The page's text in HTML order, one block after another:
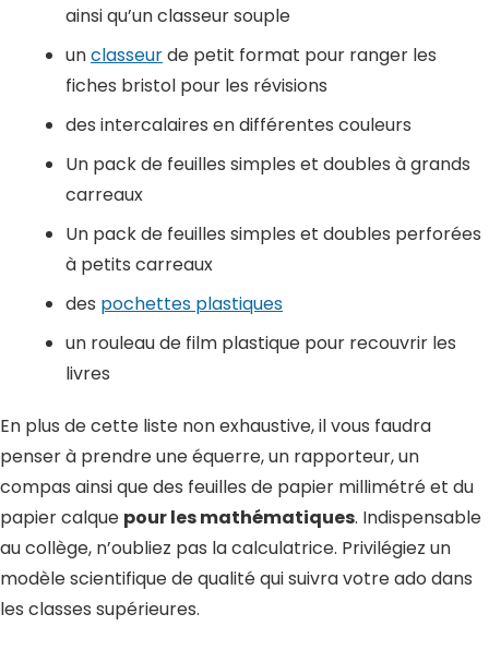
ainsi qu’un classeur souple
unclasseurde petit format pour ranger les
fiches bristol pour les révisions
des intercalaires en différentes couleurs
Un pack de feuilles simples et doubles à grands
carreaux
Un pack de feuilles simples et doubles perforées
à petits carreaux
des pochettes plastiques
un rouleau de film plastique pour recouvrir les
livres
En plus de cette liste non exhaustive, il vous faudra
penser à prendre une équerre, un rapporteur, un
compas ainsi que des feuilles de papier millimétré et du
papier calque pour les mathématiques. Indispensable
au collège, n’oubliez pas la calculatrice. Privilégiez un
modèle scientifique de qualité qui suivra votre ado dans
les classes supérieures.